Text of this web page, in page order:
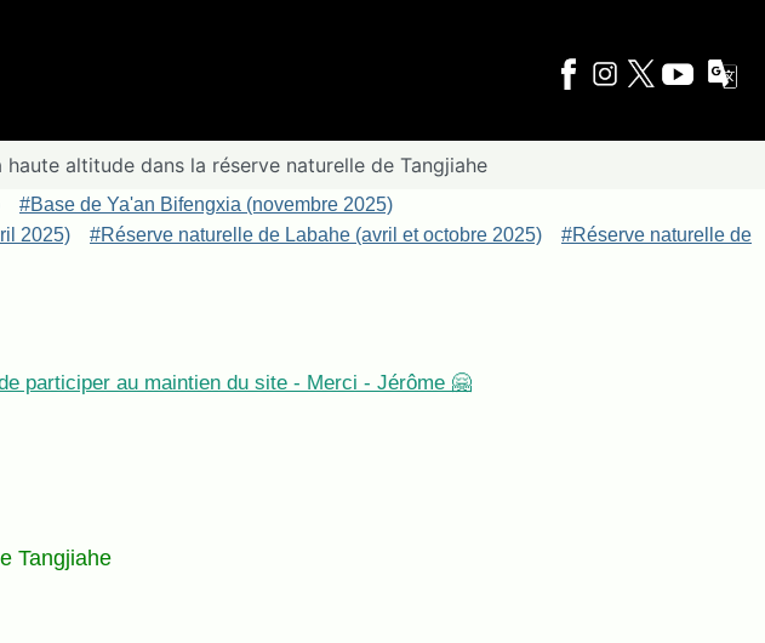
altitude dans la réserve naturelle de Tangjiahe
#Base de Ya'an Bifengxia (novembre 2025)
2025) #Réserve naturelle de Labahe (avril et octobre 2025)
#Réserve naturelle de
participer au maintien du site - Merci - Jérôme 🤗
Tangjiahe